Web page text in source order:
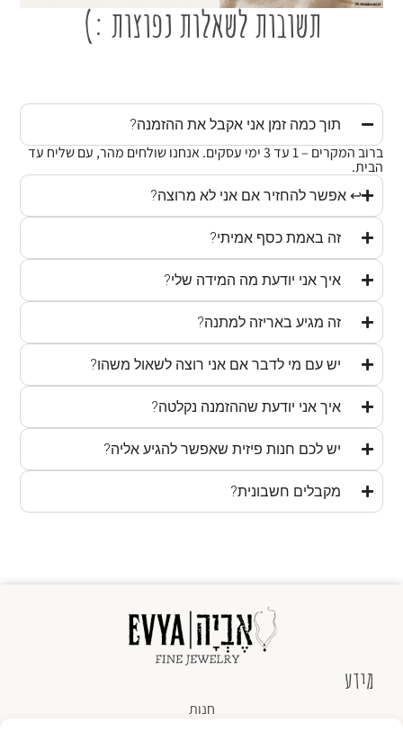
תשובות לשאלות נפוצות :)
תוך כמה זמן אני אקבל את ההזמנה?
ברוב המקרים – 1 עד 3 ימי עסקים. אנחנו שולחים מהר, עם שליח עד
הבית.
↩ אפשר להחזיר אם אני לא מרוצה?
זה באמת כסף אמיתי?
איך אני יודעת מה המידה שלי?
זה מגיע באריזה למתנה?
יש עם מי לדבר אם אני רוצה לשאול משהו?
איך אני יודעת שההזמנה נקלטה?
יש לכם חנות פיזית שאפשר להגיע אליה?
מקבלים חשבונית?
מידע
חנות